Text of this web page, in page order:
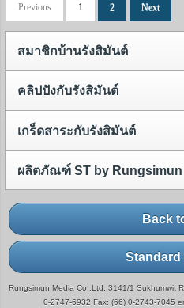
Previous 1 2 Next
สมาชิกบ้านรังสิมันต์
คลิปปังกับรังสิมันต์
เกร็ดสาระกับรังสิมันต์
ผลิตภัณฑ์ ST by Rungsimun
Back
Standard
Rungsimun Media Co.,Ltd. 3141/1 Sukhumwit
0-2747-6932 Fax: (66) 0-2743-7045